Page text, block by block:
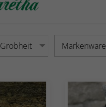
Grobheit Markenware